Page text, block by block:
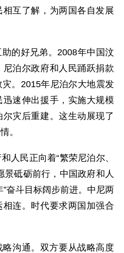
互了解，为两国各自发展
好兄弟。2008年中国汶
尼泊尔政府和人民踊跃捐款
。2015年尼泊尔大地震发
速伸出援手，实施大规模
灾后重建。这生动展现了
。
民正向着“繁荣尼泊尔、
景砥砺前行，中国政府和人
”奋斗目标阔步前进。中尼两
相连。时代要求两国加强合
通。双方要从战略高度